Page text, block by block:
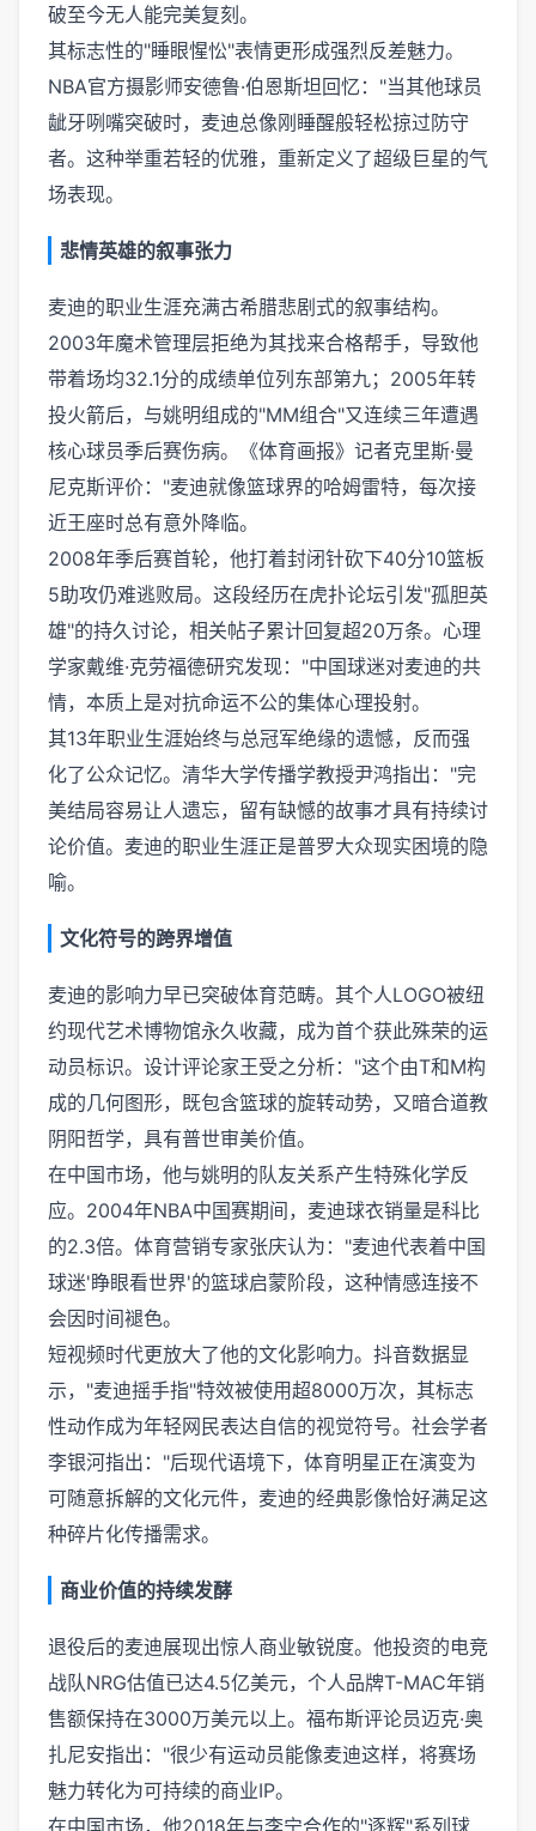
破至今无人能完美复刻。
其标志性的"睡眼惺忪"表情更形成强烈反差魅力。
NBA官方摄影师安德鲁·伯恩斯坦回忆："当其他球员
龇牙咧嘴突破时，麦迪总像刚睡醒般轻松掠过防守
者。这种举重若轻的优雅，重新定义了超级巨星的气
场表现。
悲情英雄的叙事张力
麦迪的职业生涯充满古希腊悲剧式的叙事结构。
2003年魔术管理层拒绝为其找来合格帮手，导致他
带着场均32.1分的成绩单位列东部第九；2005年转
投火箭后，与姚明组成的"MM组合"又连续三年遭遇
核心球员季后赛伤病。《体育画报》记者克里斯·曼
尼克斯评价："麦迪就像篮球界的哈姆雷特，每次接
近王座时总有意外降临。
2008年季后赛首轮，他打着封闭针砍下40分10篮板
5助攻仍难逃败局。这段经历在虎扑论坛引发"孤胆英
雄"的持久讨论，相关帖子累计回复超20万条。心理
学家戴维·克劳福德研究发现："中国球迷对麦迪的共
情，本质上是对抗命运不公的集体心理投射。
其13年职业生涯始终与总冠军绝缘的遗憾，反而强
化了公众记忆。清华大学传播学教授尹鸿指出："完
美结局容易让人遗忘，留有缺憾的故事才具有持续讨
论价值。麦迪的职业生涯正是普罗大众现实困境的隐
喻。
文化符号的跨界增值
麦迪的影响力早已突破体育范畴。其个人LOGO被纽
约现代艺术博物馆永久收藏，成为首个获此殊荣的运
动员标识。设计评论家王受之分析："这个由T和M构
成的几何图形，既包含篮球的旋转动势，又暗合道教
阴阳哲学，具有普世审美价值。
在中国市场，他与姚明的队友关系产生特殊化学反
应。2004年NBA中国赛期间，麦迪球衣销量是科比
的2.3倍。体育营销专家张庆认为："麦迪代表着中国
球迷'睁眼看世界'的篮球启蒙阶段，这种情感连接不
会因时间褪色。
短视频时代更放大了他的文化影响力。抖音数据显
示，"麦迪摇手指"特效被使用超8000万次，其标志
性动作成为年轻网民表达自信的视觉符号。社会学者
李银河指出："后现代语境下，体育明星正在演变为
可随意拆解的文化元件，麦迪的经典影像恰好满足这
种碎片化传播需求。
商业价值的持续发酵
退役后的麦迪展现出惊人商业敏锐度。他投资的电竞
战队NRG估值已达4.5亿美元，个人品牌T-MAC年销
售额保持在3000万美元以上。福布斯评论员迈克·奥
扎尼安指出："很少有运动员能像麦迪这样，将赛场
魅力转化为可持续的商业IP。
在中国市场，他2018年与李宁合作的"逐辉"系列球